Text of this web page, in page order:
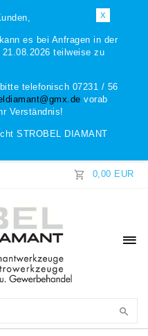
X
es bei Anfragen in der
teilweise zu
telefonisch 07231 / 56
vorab
Verständnis!
STROBEL DIAMANT
0,00 EUR